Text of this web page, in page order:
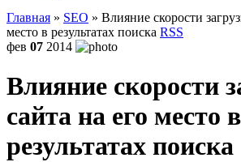
Главная » SEO » Влияние скорости
место в результатах поиска RSS
фев 07 2014
Влияние скорости
сайта на его место в
результатах поиска